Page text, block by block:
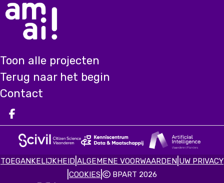
Toon alle projecten
Terug naar het begin
Contact
Deel op facebook
TOEGANKELIJKHEID ALGEMENE VOORWAARDEN UW PRIVACY
|COOKIES | BPART 2026